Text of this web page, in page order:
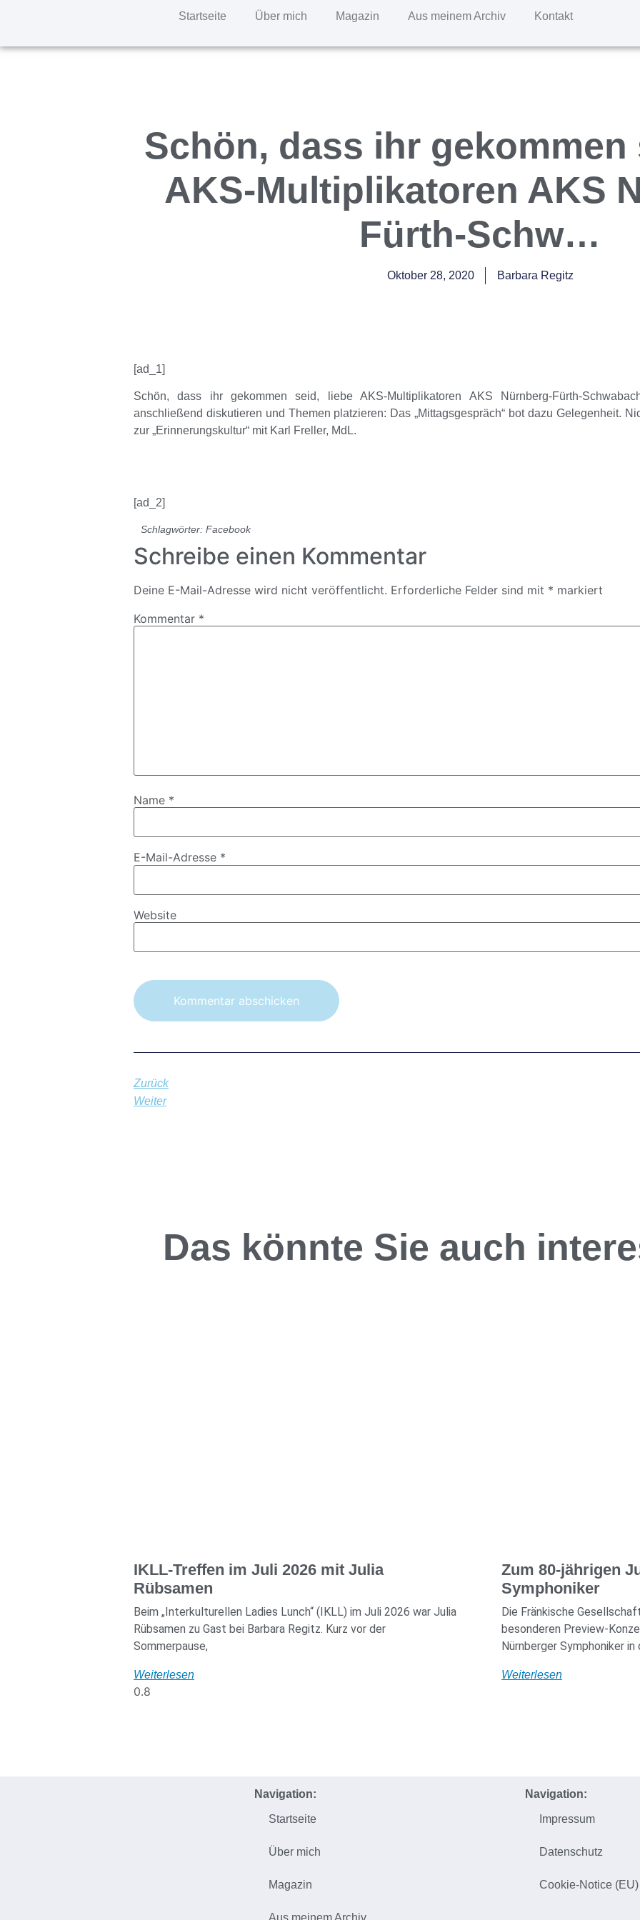
Startseite Über mich Magazin Aus meinem Archiv Kontakt
Schön, dass ihr gekommen
AKS-Multiplikatoren AKS
Fürth-Schw…
Oktober 28, 2020 Barbara Regitz
[ad_1]
Schön, dass ihr gekommen seid, liebe AKS-Multiplikatoren AKS Nürnberg-Fürth-
anschließend diskutieren und Themen platzieren: Das „Mittagsgespräch“ bot dazu Gelegenheit.
zur „Erinnerungskultur“ mit Karl Freller, MdL.
[ad_2]
Schlagwörter: Facebook
Schreibe einen Kommentar
Deine E-Mail-Adresse wird nicht veröffentlicht. Erforderliche Felder sind mit * markiert
Kommentar *
Name *
E-Mail-Adresse *
Website
Zurück
Weiter
Das könnte Sie auch
IKLL-Treffen im Juli 2026 mit Julia
Rübsamen
Beim „Interkulturellen Ladies Lunch“ (IKLL) im Juli 2026 war Julia
Rübsamen zu Gast bei Barbara Regitz. Kurz vor der
Sommerpause,
Weiterlesen
Zum 80-jährigen
Symphoniker
Die Fränkische
besonderen Preview-
Nürnberger Symphoniker
Weiterlesen
Navigation:
Startseite
Über mich
Magazin
Aus meinem Archiv
Navigation:
Impressum
Datenschutz
Cookie-Notice (EU)